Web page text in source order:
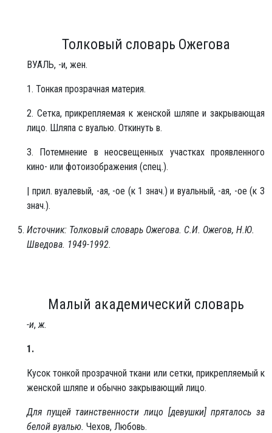
Толковый словарь Ожегова
ВУА́ЛЬ, -и, жен.
1. Тонкая прозрачная материя.
2. Сетка, прикрепляемая к женской шляпе и закрывающая
лицо. Шляпа с вуалью. Откинуть в.
3. Потемнение в неосвещенных участках проявленного
кино- или фотоизображения (спец.).
| прил. вуалевый, -ая, -ое (к 1 знач.) и вуальный, -ая, -ое (к 3
знач.).
Источник: Толковый словарь Ожегова. С.И. Ожегов, Н.Ю.
Шведова. 1949-1992.
Малый академический словарь
-и, ж.
1.
Кусок тонкой прозрачной ткани или сетки, прикрепляемый к
женской шляпе и обычно закрывающий лицо.
Для пущей таинственности лицо [девушки] пряталось за
белой вуалью. Чехов, Любовь.